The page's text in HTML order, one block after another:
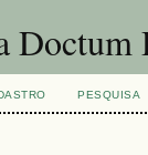
PESQUISA